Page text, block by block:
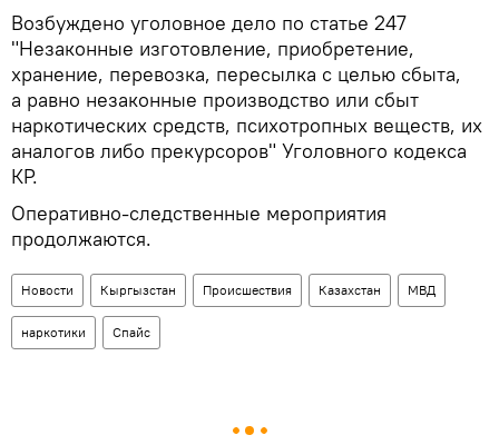
Возбуждено уголовное дело по статье 247
"Незаконные изготовление, приобретение,
хранение, перевозка, пересылка с целью сбыта,
а равно незаконные производство или сбыт
наркотических средств, психотропных веществ, их
аналогов либо прекурсоров" Уголовного кодекса
КР.
Оперативно-следственные мероприятия
продолжаются.
Новости Кыргызстан Происшествия Казахстан МВД
наркотики Спайс